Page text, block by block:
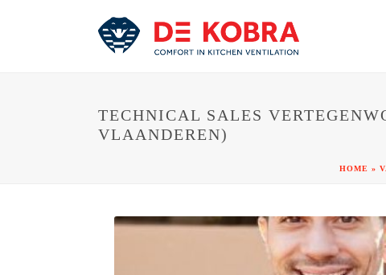
TECHNICAL SALES
VLAANDEREN)
HOME »